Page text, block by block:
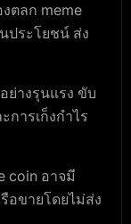
ตลก meme
ประโยชน์ ส่ง
ย่างรุนแรง ขับ
การเก็งกำไร
coin อาจมี
อขายโดยไม่ส่ง